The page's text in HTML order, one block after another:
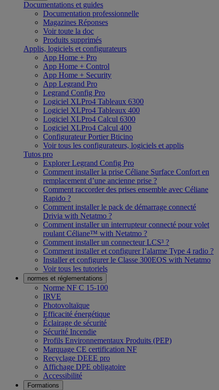
Documentations et guides
Documentation professionnelle
Magazines Réponses
Voir toute la doc
Produits supprimés
Applis, logiciels et configurateurs
App Home + Pro
App Home + Control
App Home + Security
App Legrand Pro
Legrand Config Pro
Logiciel XLPro4 Tableaux 6300
Logiciel XLPro4 Tableaux 400
Logiciel XLPro4 Calcul 6300
Logiciel XLPro4 Calcul 400
Configurateur Portier Bticino
Voir tous les configurateurs, logiciels et applis
Tutos pro
Explorer Legrand Config Pro
Comment installer la prise Céliane Surface Confort en
remplacement d’une ancienne prise ?
Comment raccorder des prises ensemble avec Céliane
Rapido ?
Comment installer le pack de démarrage connecté
Drivia with Netatmo ?
Comment installer un interrupteur connecté pour volet
roulant Céliane™ with Netatmo ?
Comment installer un connecteur LCS³ ?
Comment installer et configurer l’alarme Type 4 radio ?
Installer et configurer le Classe 300EOS with Netatmo
Voir tous les tutoriels
normes et réglementations
Norme NF C 15-100
IRVE
Photovoltaïque
Efficacité énergétique
Éclairage de sécurité
Sécurité Incendie
Profils Environnementaux Produits (PEP)
Marquage CE certification NF
Recyclage DEEE pro
Affichage DPE obligatoire
Accessibilité
Formations